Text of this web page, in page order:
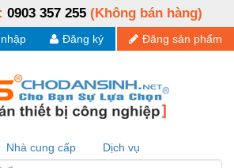
0903 357 255 (Không bán hàng)
Đăng sản phẩm
Đăng ký
Nhà cung cấp Dịch vụ